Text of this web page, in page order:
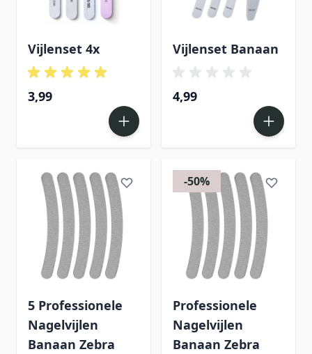
Vijlenset 4x
3,99
Vijlenset Banaan
4,99
5 Professionele
Nagelvijlen
Banaan Zebra
-50%
Professionele
Nagelvijlen
Banaan Zebra